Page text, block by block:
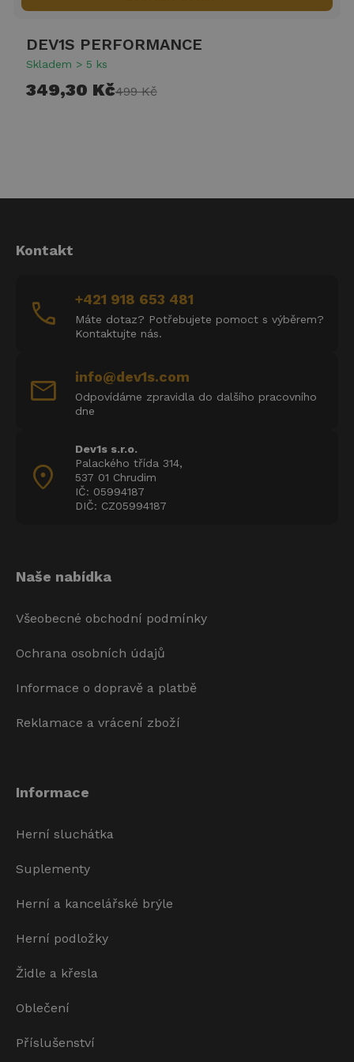
DEV1S PERFORMANCE
Skladem > 5 ks
349,30 Kč499 Kč
Kontakt
call +421 918 653 481
Máte dotaz? Potřebujete pomoct s výběrem?
Kontaktujte nás.
mail info@dev1s.com
Odpovídáme zpravidla do dalšího pracovního
dne
location_on
Dev1s s.r.o.
Palackého třída 314,
537 01 Chrudim
IČ: 05994187
DIČ: CZ05994187
Naše nabídka
Všeobecné obchodní podmínky
Ochrana osobních údajů
Informace o dopravě a platbě
Reklamace a vrácení zboží
Informace
Herní sluchátka
Suplementy
Herní a kancelářské brýle
Herní podložky
Židle a křesla
Oblečení
Příslušenství